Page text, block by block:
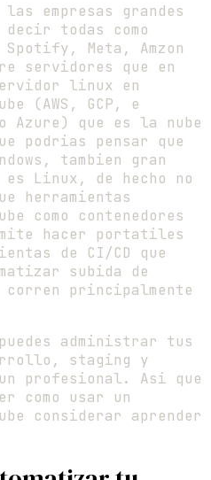
empresas grandes
todas como
Meta, Amzon
servidores que en
linux en
(AWS, GCP, e
que es la nube
podrias pensar que
tambien gran
Linux, de hecho no
herramientas
como contenedores
hacer portatiles
de CI/CD que
subida de
principalmente
administrar tus
staging y
un profesional. Asi que
como usar un
considerar aprender